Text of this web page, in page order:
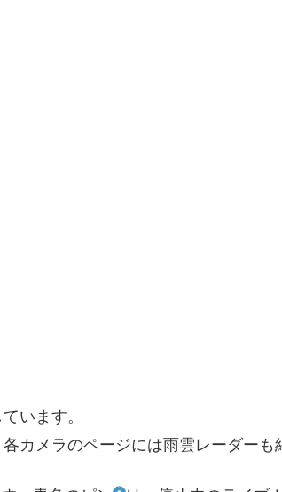
います。
カメラのページには雨雲レーダーも
6 3